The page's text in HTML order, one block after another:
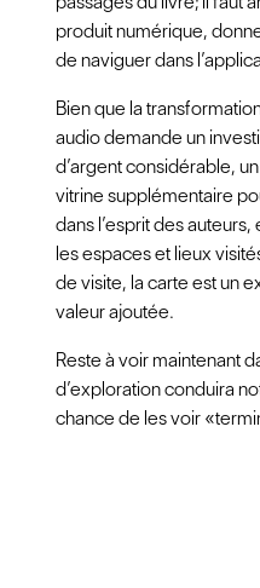
produit numérique,
de naviguer dans
Bien que la
audio demande un
d’argent considérable,
vitrine supplémentaire
dans l’esprit des
les espaces et lieux
de visite, la carte est un
valeur ajoutée.
Reste à voir maintenant
d’exploration conduira
chance de les voir